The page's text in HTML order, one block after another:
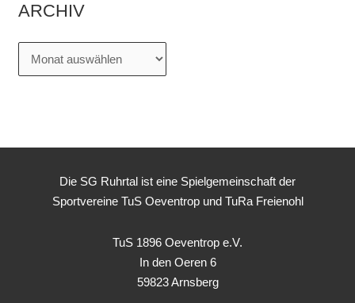
ARCHIV
Die SG Ruhrtal ist eine Spielgemeinschaft der
Sportvereine TuS Oeventrop und TuRa Freienohl
TuS 1896 Oeventrop e.V.
In den Oeren 6
59823 Arnsberg